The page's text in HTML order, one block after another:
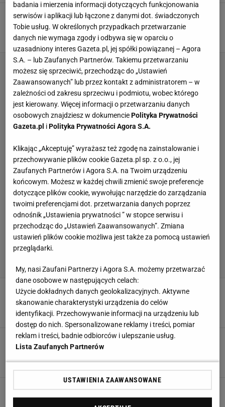
Hajto: On w reprezentacji nie gra dla pieniędzy.
Niesamowicie go za to szanuję
Aleksander Bernard, 5 SIERPNIA 2026, 15:04
Boniek reaguje na doniesienia ws. przyszłości
Urbana. "Co w tym dziwnego?"
Norbert Amlicki,5 SIERPNIA 2026, 10:06
Cezary Kulesza skomentował sensacyjne wieści
nt. Jana Urbana
Jacek Hafka,29 LIPCA 2026, 14:14
Przekazali sensacyjne wieści ws. Jana Urbana.
"Jego pozycja jest tak słaba"
badania i mierzenia informacji dotyczących funkcjonowania
serwisów i aplikacji lub łączone z danymi dot. świadczonych
Tobie usług. W określonych przypadkach przetwarzanie
danych nie wymaga zgody i odbywa się w oparciu o
uzasadniony interes Gazeta.pl, jej spółki powiązanej – Agora
S.A. – lub Zaufanych Partnerów. Takiemu przetwarzaniu
możesz się sprzeciwić, przechodząc do „Ustawień
Zaawansowanych” lub przez kontakt z administratorem – w
zależności od zakresu sprzeciwu i podmiotu, wobec którego
jest kierowany. Więcej informacji o przetwarzaniu danych
osobowych znajdziesz w dokumenciePolityka Prywatności
Gazeta.pl iPolityka Prywatności Agora S.A.
Klikając „Akceptuję” wyrażasz też zgodę na zainstalowanie i
przechowywanie plików cookie Gazeta.pl sp. z o.o., jej
Zaufanych Partnerów i Agora S.A. na Twoim urządzeniu
końcowym. Możesz w każdej chwili zmienić swoje preferencje
dotyczące plików cookie, wywołując narzędzie do zarządzania
twoimi preferencjami dot. przetwarzania danych poprzez
odnośnik „Ustawienia prywatności ” w stopce serwisu i
przechodząc do „Ustawień Zaawansowanych”. Zmiana
ustawień plików cookie możliwa jest także za pomocą ustawień
przeglądarki.
My, nasi Zaufani Partnerzy i Agora S.A. możemy przetwarzać
dane osobowe w następujących celach:
Użycie dokładnych danych geolokalizacyjnych. Aktywne
skanowanie charakterystyki urządzenia do celów
identyfikacji. Przechowywanie informacji na urządzeniu lub
dostęp do nich. Spersonalizowane reklamy i treści, pomiar
reklam i treści, badnie odbiorców i ulepszanie usług.
Lista Zaufanych Partnerów
USTAWIENIA ZAAWANSOWANE